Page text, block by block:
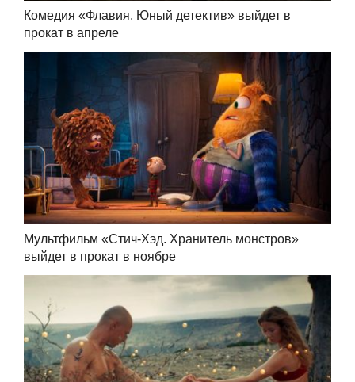
Комедия «Флавия. Юный детектив» выйдет в
прокат в апреле
Мультфильм «Стич-Хэд. Хранитель монстров»
выйдет в прокат в ноябре